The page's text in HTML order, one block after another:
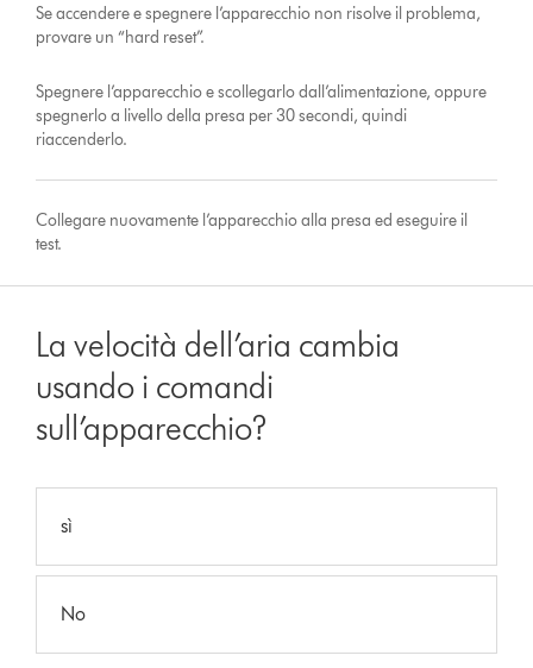
Se accendere e spegnere l’apparecchio non risolve il problema,
provare un “hard reset”.
Spegnere l’apparecchio e scollegarlo dall’alimentazione, oppure
spegnerlo a livello della presa per 30 secondi, quindi
riaccenderlo.
Collegare nuovamente l’apparecchio alla presa ed eseguire il
test.
La velocità dell’aria cambia
usando i comandi
sull’apparecchio?
sì
No